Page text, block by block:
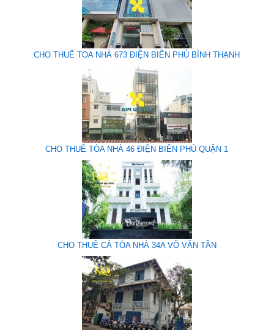
CHO THUÊ TOA NHÀ 673 ĐIỆN BIÊN PHỦ BÌNH THẠNH
CHO THUÊ TÒA NHÀ 46 ĐIỆN BIÊN PHỦ QUẬN 1
CHO THUÊ CẢ TÒA NHÀ 34A VÕ VĂN TẦN